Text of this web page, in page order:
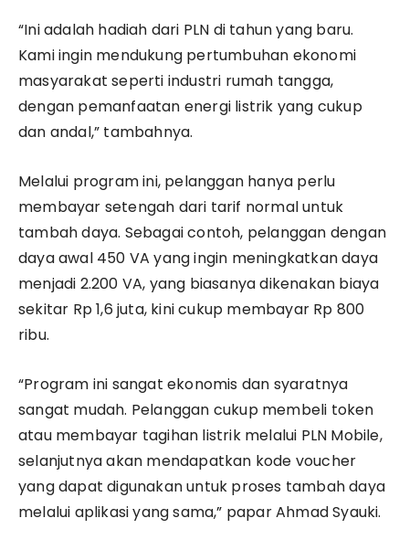
“Ini adalah hadiah dari PLN di tahun yang baru.
Kami ingin mendukung pertumbuhan ekonomi
masyarakat seperti industri rumah tangga,
dengan pemanfaatan energi listrik yang cukup
dan andal,” tambahnya.
Melalui program ini, pelanggan hanya perlu
membayar setengah dari tarif normal untuk
tambah daya. Sebagai contoh, pelanggan dengan
daya awal 450 VA yang ingin meningkatkan daya
menjadi 2.200 VA, yang biasanya dikenakan biaya
sekitar Rp 1,6 juta, kini cukup membayar Rp 800
ribu.
“Program ini sangat ekonomis dan syaratnya
sangat mudah. Pelanggan cukup membeli token
atau membayar tagihan listrik melalui PLN Mobile,
selanjutnya akan mendapatkan kode voucher
yang dapat digunakan untuk proses tambah daya
melalui aplikasi yang sama,” papar Ahmad Syauki.